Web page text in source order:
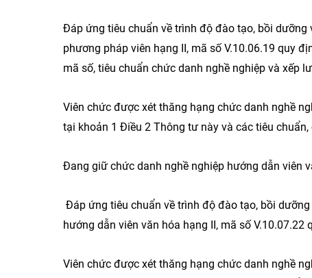
Đáp ứng tiêu chuẩn về trình độ đào tạo, bồi
phương pháp viên hạng II, mã số V.10.06.19 quy
mã số, tiêu chuẩn chức danh nghề nghiệp và xếp
Viên chức được xét thăng hạng chức danh nghề
tại khoản 1 Điều 2 Thông tư này và các tiêu chuẩn,
Đang giữ chức danh nghề nghiệp hướng dẫn viên
Đáp ứng tiêu chuẩn về trình độ đào tạo, bồi
hướng dẫn viên văn hóa hạng II, mã số
Viên chức được xét thăng hạng chức danh nghề